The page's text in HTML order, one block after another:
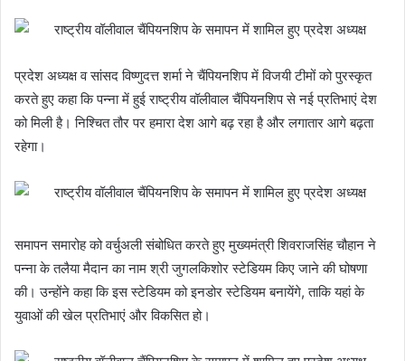
प्रदेश अध्यक्ष व सांसद विष्णुदत्त शर्मा ने चैंपियनशिप में विजयी टीमों को पुरस्कृत
करते हुए कहा कि पन्ना में हुई राष्ट्रीय वॉलीवाल चैंपियनशिप से नई प्रतिभाएं देश
को मिली है। निश्चित तौर पर हमारा देश आगे बढ़ रहा है और लगातार आगे बढ़ता
रहेगा।
समापन समारोह को वर्चुअली संबोधित करते हुए मुख्यमंत्री शिवराजसिंह चौहान ने
पन्ना के तलैया मैदान का नाम श्री जुगलकिशोर स्टेडियम किए जाने की घोषणा
की। उन्होंने कहा कि इस स्टेडियम को इनडोर स्टेडियम बनायेंगे, ताकि यहां के
युवाओं की खेल प्रतिभाएं और विकसित हो।